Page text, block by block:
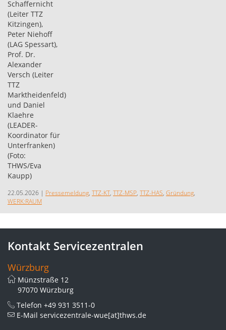
22.05.2026 | Pressemeldung, TTZ-KT, TTZ-MSP, TTZ-HAS, Gründung,
WERK:RAUM
Kontakt Servicezentralen
Würzburg
Münzstraße 12
97070 Würzburg
Telefon +49 931 3511-0
E-Mail servicezentrale-wue[at]thws.de